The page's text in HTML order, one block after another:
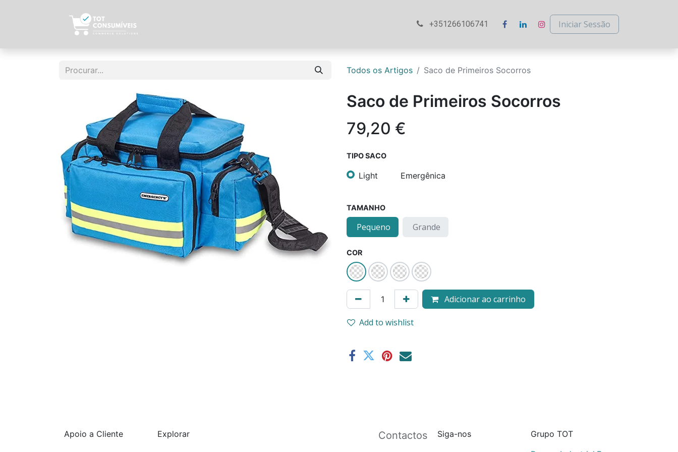
+351266106741 Iniciar Sessão
Todos os Artigos Saco de Primeiros Socorros
Saco de Primeiros Socorros
79,20 €
TIPO SACO
Light Emergênica
TAMANHO
Pequeno Grande
COR
Adicionar ao carrinho
Add to wishlist
Grupo TOT
Apoio a Cliente Explorar Contactos Siga-nos